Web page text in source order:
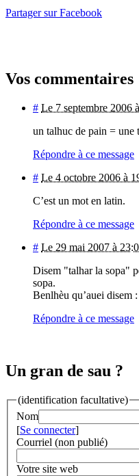
Partager sur Facebook
Vos commentaires
# Le 7 septembre 2006
un talhuc de pain = une
Répondre à ce message
# Le 4 octobre 2006 à
C’est un mot en latin.
Répondre à ce message
# Le 29 mai 2007 à
Disem "talhar la sopa"
sopa.
Benlhèu qu’auei disem
Répondre à ce message
Un gran de sau ?
(identification facultative)
Nom
[Se connecter]
Courriel (non publié)
Votre site web